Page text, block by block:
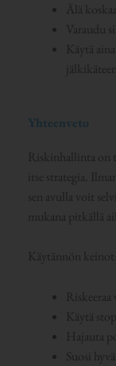
Älä
Varaudu
Käytä
Yhteenveto
Riskinhallinta on
itse strategia.
sen avulla voit
mukana pitkällä
Käytännön keinot:
Käytä
Hajauta
Suosi